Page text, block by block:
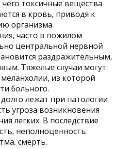
чего токсичные вещества
в кровь, приводя к
организма.
часто в пожилом
центральной нервной
раздражительным,
Тяжелые случаи могут
из которой
больного.
лежат при патологии
угроза возникновения
легких. В последствие
неполноценность
смерть.